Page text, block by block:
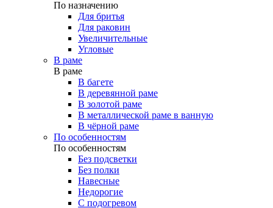
По назначению
Для бритья
Для раковин
Увеличительные
Угловые
В раме
В раме
В багете
В деревянной раме
В золотой раме
В металлической раме в ванную
В чёрной раме
По особенностям
По особенностям
Без подсветки
Без полки
Навесные
Недорогие
С подогревом